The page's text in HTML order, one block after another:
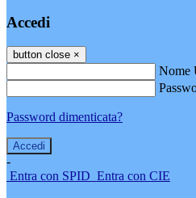
Accedi
button close ×
Nome
Password dimenticata?
-
Entra con SPID Entra con CIE